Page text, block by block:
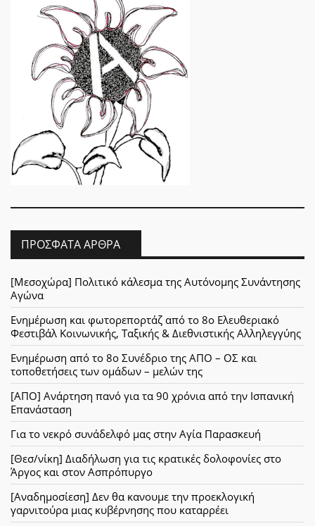
ΠΡΌΣΦΑΤΑ ΆΡΘΡΑ
[Μεσοχώρα] Πολιτικό κάλεσμα της Αυτόνομης Συνάντησης
Αγώνα
Ενημέρωση και φωτορεπορτάζ από το 8ο Ελευθεριακό
Φεστιβάλ Κοινωνικής, Ταξικής & Διεθνιστικής Αλληλεγγύης
Ενημέρωση από το 8ο Συνέδριο της ΑΠΟ – ΟΣ και
τοποθετήσεις των ομάδων – μελών της
[ΑΠΟ] Ανάρτηση πανό για τα 90 χρόνια από την Ισπανική
Επανάσταση
Για το νεκρό συνάδελφό μας στην Αγία Παρασκευή
[Θεσ/νίκη] Διαδήλωση για τις κρατικές δολοφονίες στο
Άργος και στον Ασπρόπυργο
[Αναδημοσίεση] Δεν θα κανουμε την προεκλογική
γαρνιτούρα μιας κυβέρνησης που καταρρέει